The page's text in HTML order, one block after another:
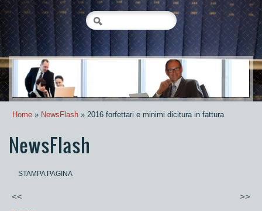
Home » NewsFlash » 2016 forfettari e minimi dicitura in fattura
NewsFlash
STAMPA PAGINA
<< >>